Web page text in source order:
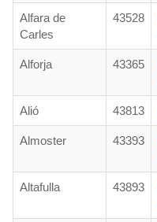
Alfara de
Carles
43528
Alforja 43365
Alió 43813
Almoster 43393
Altafulla 43893